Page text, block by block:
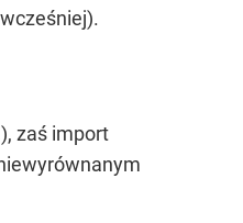
zaś import